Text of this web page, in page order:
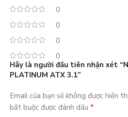
0
0
0
0
Hãy là người đầu tiên nhận xét
PLATINUM ATX 3.1”
Email của bạn sẽ không được hiển
bắt buộc được đánh dấu *